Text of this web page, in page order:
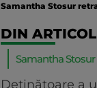
Samantha Stosur
DIN ARTICOL
Samantha
Deținătoare a